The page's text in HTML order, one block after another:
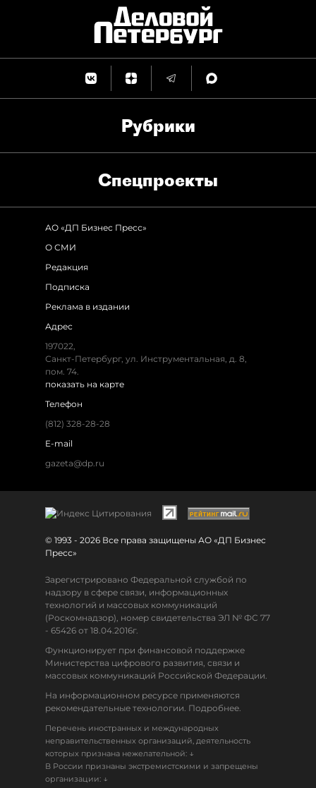
Рубрики
Спец­проекты
АО «ДП Бизнес Пресс»
О СМИ
Редакция
Подписка
Реклама в издании
Адрес
197022,
Санкт-Петербург, ул. Инструментальная, д. 8,
пом. 74.
показать на карте
Телефон
(812) 328-28-28
E-mail
gazeta@dp.ru
© 1993 - 2026 Все права защищены АО «ДП Бизнес
Пресс»
Зарегистрировано Федеральной службой по
надзору в сфере связи, информационных
технологий и массовых коммуникаций
(Роскомнадзор), номер свидетельства ЭЛ № ФС 77
- 65426 от 18.04.2016г.
Функционирует при финансовой поддержке
Министерства цифрового развития, связи и
массовых коммуникаций Российской Федерации.
На информационном ресурсе применяются
рекомендательные технологии. Подробнее.
Перечень иностранных и международных
неправительственных организаций, деятельность
которых признана нежелательной: ↓
В России признаны экстремистскими и запрещены
организации: ↓